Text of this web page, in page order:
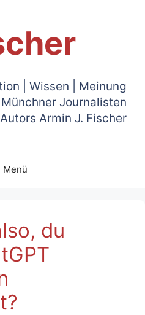
| Wissen | Meinung
Journalisten
Armin J. Fischer
Menü
du